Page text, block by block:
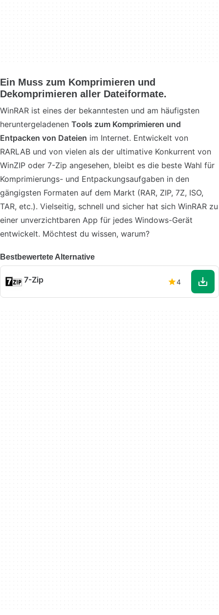
Ein Muss zum Komprimieren und
Dekomprimieren aller Dateiformate.
WinRAR ist eines der bekanntesten und am häufigsten
heruntergeladenen Tools zum Komprimieren und
Entpacken von Dateien im Internet. Entwickelt von
RARLAB und von vielen als der ultimative Konkurrent von
WinZIP oder 7-Zip angesehen, bleibt es die beste Wahl für
Komprimierungs- und Entpackungsaufgaben in den
gängigsten Formaten auf dem Markt (RAR, ZIP, 7Z, ISO,
TAR, etc.). Vielseitig, schnell und sicher hat sich WinRAR zu
einer unverzichtbaren App für jedes Windows-Gerät
entwickelt. Möchtest du wissen, warum?
Bestbewertete Alternative
7-Zip 4